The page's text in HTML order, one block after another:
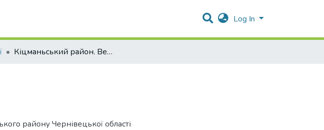
Log In
Кіцманьський район. Векторна карта
району Чернівецької області